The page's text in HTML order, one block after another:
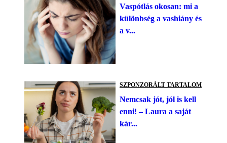
Vaspótlás okosan: mi a
különbség a vashiány és
a v...
SZPONZORÁLT TARTALOM
Nemcsak jót, jól is kell
enni! – Laura a saját
kár...